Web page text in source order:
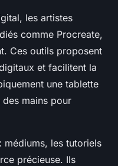
les artistes
comme Procreate,
Ces outils proposent
et facilitent la
une tablette
mains pour
médiums, les tutoriels
précieuse. Ils